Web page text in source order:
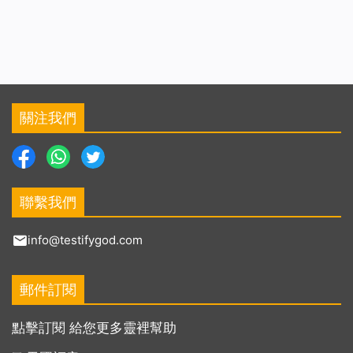
關注我們
聯繫我們
info@testifygod.com
郵件訂閱
點擊訂閱 給您更多靈裡幫助